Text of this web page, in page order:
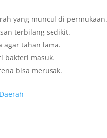
yang muncul di permukaan.
terbilang sedikit.
agar tahan lama.
bakteri masuk.
bisa merusak.